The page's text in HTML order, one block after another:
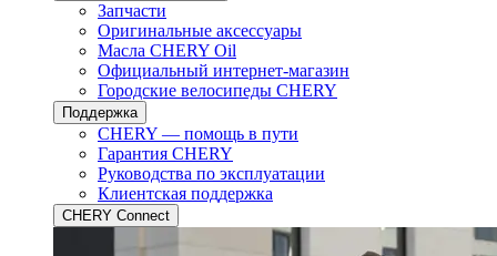
Запчасти
Оригинальные аксессуары
Масла CHERY Oil
Официальный интернет-магазин
Городские велосипеды CHERY
Поддержка
CHERY — помощь в пути
Гарантия CHERY
Руководства по эксплуатации
Клиентская поддержка
CHERY Connect